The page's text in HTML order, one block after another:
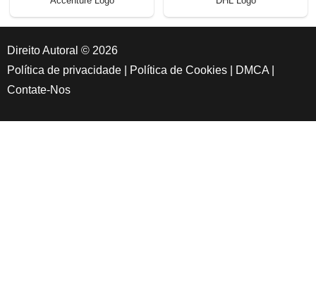
Direito Autoral © 2026
Política de privacidade
Política de Cookies DMCA
Contate-Nos